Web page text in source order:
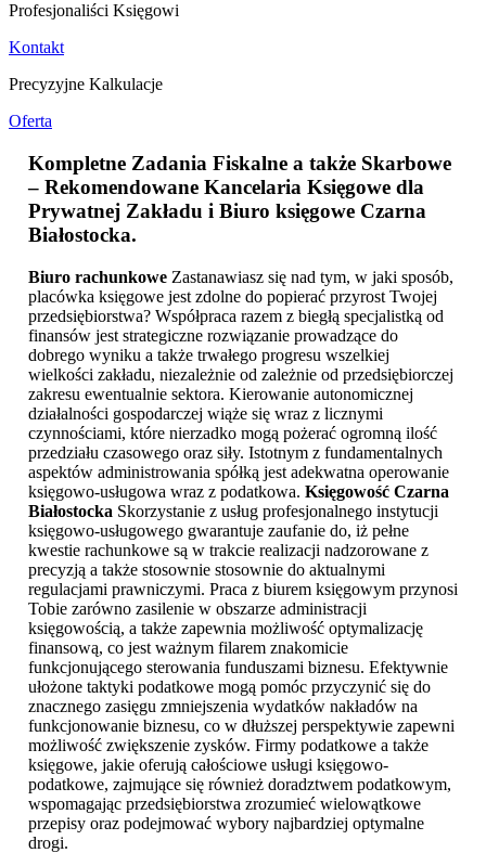
Profesjonaliści Księgowi
Kontakt
Precyzyjne Kalkulacje
Oferta
Kompletne Zadania Fiskalne a także Skarbowe
– Rekomendowane Kancelaria Księgowe dla
Prywatnej Zakładu i Biuro księgowe Czarna
Białostocka.
Biuro rachunkowe Zastanawiasz się nad tym, w jaki sposób,
placówka księgowe jest zdolne do popierać przyrost Twojej
przedsiębiorstwa? Współpraca razem z biegłą specjalistką od
finansów jest strategiczne rozwiązanie prowadzące do
dobrego wyniku a także trwałego progresu wszelkiej
wielkości zakładu, niezależnie od zależnie od przedsiębiorczej
zakresu ewentualnie sektora. Kierowanie autonomicznej
działalności gospodarczej wiąże się wraz z licznymi
czynnościami, które nierzadko mogą pożerać ogromną ilość
przedziału czasowego oraz siły. Istotnym z fundamentalnych
aspektów administrowania spółką jest adekwatna operowanie
księgowo-usługowa wraz z podatkowa. Księgowość Czarna
Białostocka Skorzystanie z usług profesjonalnego instytucji
księgowo-usługowego gwarantuje zaufanie do, iż pełne
kwestie rachunkowe są w trakcie realizacji nadzorowane z
precyzją a także stosownie stosownie do aktualnymi
regulacjami prawniczymi. Praca z biurem księgowym przynosi
Tobie zarówno zasilenie w obszarze administracji
księgowością, a także zapewnia możliwość optymalizację
finansową, co jest ważnym filarem znakomicie
funkcjonującego sterowania funduszami biznesu. Efektywnie
ułożone taktyki podatkowe mogą pomóc przyczynić się do
znacznego zasięgu zmniejszenia wydatków nakładów na
funkcjonowanie biznesu, co w dłuższej perspektywie zapewni
możliwość zwiększenie zysków. Firmy podatkowe a także
księgowe, jakie oferują całościowe usługi księgowo-
podatkowe, zajmujące się również doradztwem podatkowym,
wspomagając przedsiębiorstwa zrozumieć wielowątkowe
przepisy oraz podejmować wybory najbardziej optymalne
drogi.